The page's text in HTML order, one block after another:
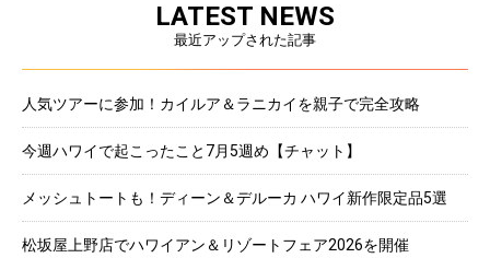
LATEST NEWS
最近アップされた記事
人気ツアーに参加！カイルア＆ラニカイを親子で完全攻略
今週ハワイで起こったこと7月5週め【チャット】
メッシュトートも！ディーン＆デルーカ ハワイ新作限定品5選
松坂屋上野店でハワイアン＆リゾートフェア2026を開催